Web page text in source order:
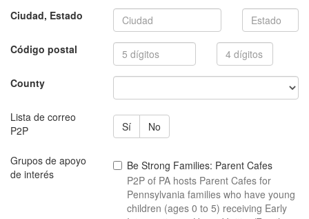
Ciudad, Estado Estado
Código postal
4
dígitos
County
Lista de correo
P2P
Sí No
Grupos de apoyo
de interés
Be Strong Families: Parent Cafes
P2P of PA hosts Parent Cafes for
Pennsylvania families who have young
children (ages 0 to 5) receiving Early